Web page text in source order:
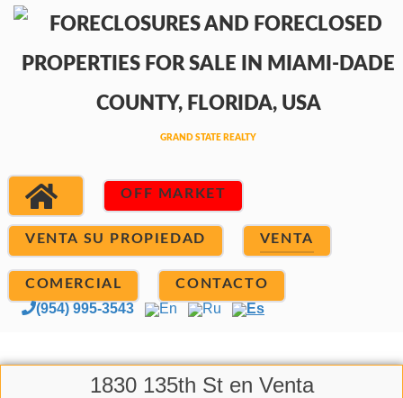
OFF MARKET
VENTA SU PROPIEDAD VENTA
COMERCIAL CONTACTO
(954) 995-3543 En Ru Es
1830 135th St en Venta